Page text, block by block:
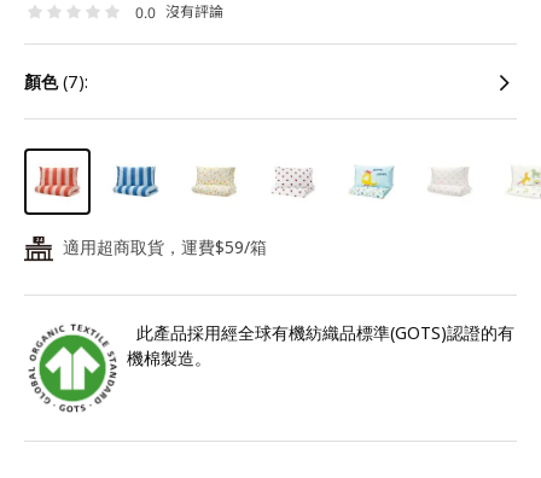
0.0 沒有評論
顏色(7):
24 適用超商取貨，運費$59/箱
此產品採用經全球有機紡織品標準(GOTS)認證的有
機棉製造。